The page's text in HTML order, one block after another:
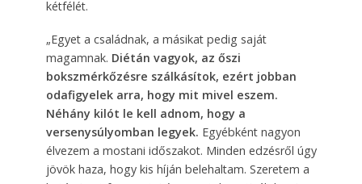
kétfélét.
„Egyet a családnak, a másikat pedig saját
magamnak. Diétán vagyok, az őszi
bokszmérkőzésre szálkásítok, ezért jobban
odafigyelek arra, hogy mit mivel eszem.
Néhány kilót le kell adnom, hogy a
versenysúlyomban legyek. Egyébként nagyon
élvezem a mostani időszakot. Minden edzésről úgy
jövök haza, hogy kis híján belehaltam. Szeretem a